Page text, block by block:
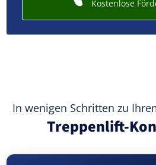
Kostenlose
In wenigen Schritten zu
Treppenlift-